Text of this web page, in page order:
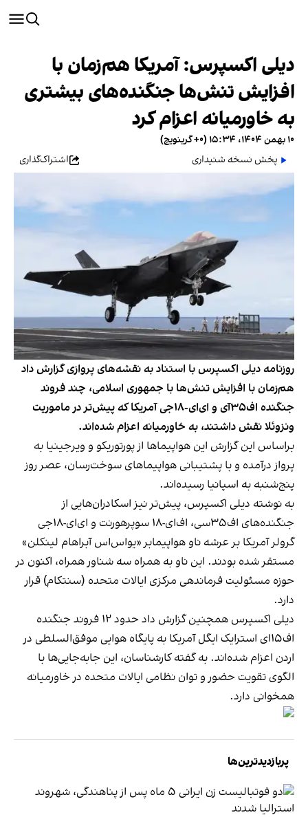
دیلی اکسپرس: آمریکا هم‌زمان با
افزایش تنش‌ها جنگنده‌های بیشتری
به خاورمیانه اعزام کرد
۱۰ بهمن ۱۴۰۴، ۱۵:۳۴ (‎+۰ گرینویچ)
پخش نسخه شنیداری
اشتراک‌گذاری
روزنامه دیلی اکسپرس با استناد به نقشه‌های پروازی گزارش داد
هم‌زمان با افزایش تنش‌ها با جمهوری اسلامی، چند فروند
جنگنده اف‌۳۵آی و ای‌ای-۱۸جی آمریکا که پیش‌تر در ماموریت
ونزوئلا نقش داشتند، به خاورمیانه اعزام شده‌اند.
براساس این گزارش این هواپیماها از پورتوریکو و ویرجینیا به
پرواز درآمده و با پشتیبانی هواپیماهای سوخت‌رسان، عصر روز
پنج‌شنبه به اسپانیا رسیده‌اند.
به نوشته دیلی اکسپرس، پیش‌تر نیز اسکادران‌هایی از
جنگنده‌های اف‌۳۵سی، اف‌ای-۱۸ سوپرهورنت و ای‌ای-۱۸جی
گرولر آمریکا بر عرشه ناو هواپیمابر «یو‌اس‌اس آبراهام لینکلن»
مستقر شده بودند. این ناو به همراه سه شناور همراه، اکنون در
حوزه مسئولیت فرماندهی مرکزی ایالات متحده (سنتکام) قرار
دارد.
دیلی اکسپرس همچنین گزارش داد حدود ۱۲ فروند جنگنده
اف‌۱۵ای استرایک ایگل آمریکا به پایگاه هوایی موفق‌السلطی در
اردن اعزام شده‌اند. به گفته کارشناسان، این جابه‌جایی‌ها با
الگوی تقویت حضور و توان نظامی ایالات متحده در خاورمیانه
همخوانی دارد.
پربازدیدترین‌ها